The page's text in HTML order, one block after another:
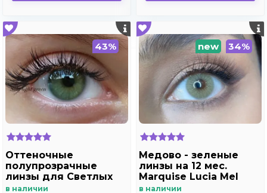
43%
Оттеночные
полупрозрачные
линзы для Светлых
глаз Marquise solo
в наличии
new 34%
Медово - зеленые
линзы на 12 мес.
Marquise Lucia Mel
в наличии